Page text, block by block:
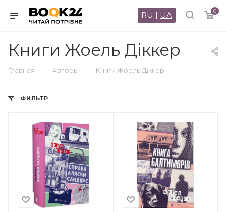
0
RU | UA
Книги Жоель Діккер
Главная — Авторы — Книги Жоель Діккер
ФИЛЬТР